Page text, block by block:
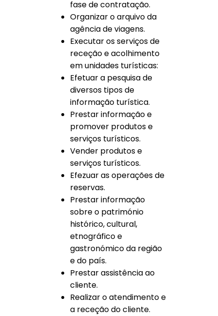
fase de contratação.
Organizar o arquivo da
agência de viagens.
Executar os serviços de
receção e acolhimento
em unidades turísticas:
Efetuar a pesquisa de
diversos tipos de
informação turística.
Prestar informação e
promover produtos e
serviços turísticos.
Vender produtos e
serviços turísticos.
Efezuar as operações de
reservas.
Prestar informação
sobre o património
histórico, cultural,
etnográfico e
gastronómico da região
e do país.
Prestar assistência ao
cliente.
Realizar o atendimento e
a receção do cliente.